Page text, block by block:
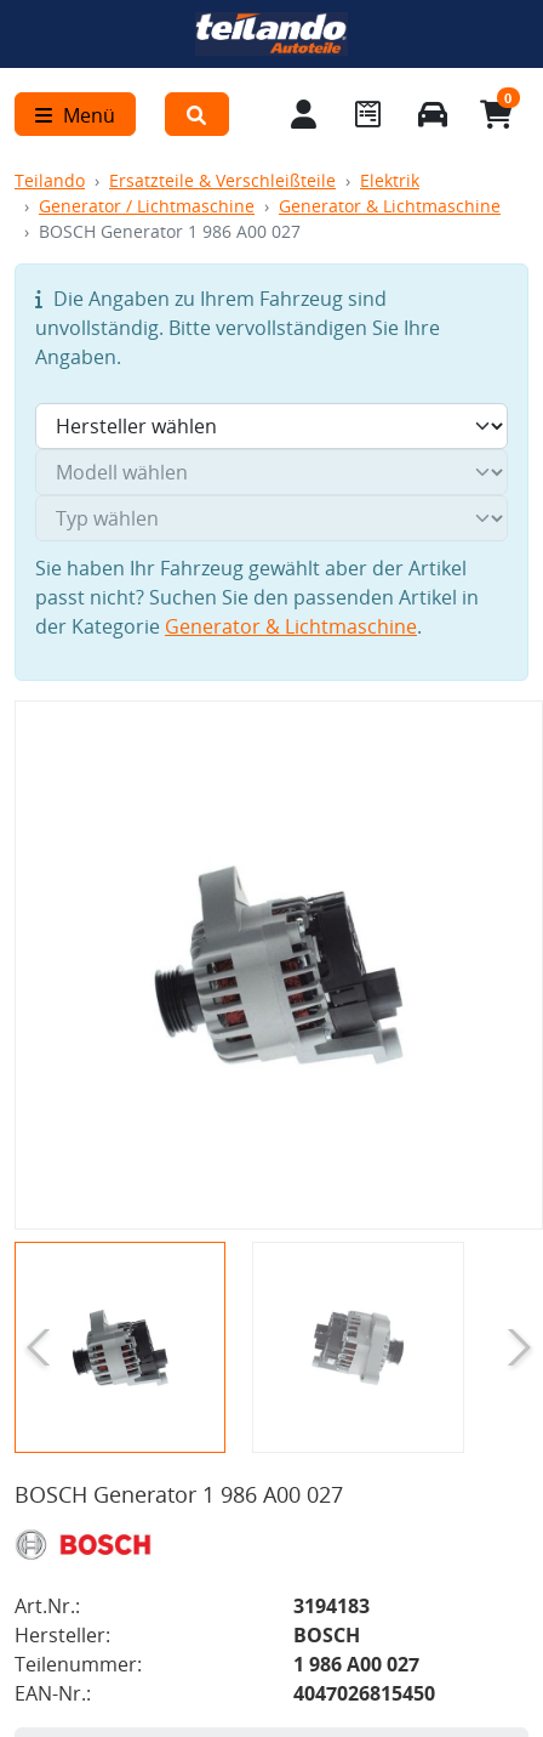
Menü
0
Teilando Ersatzteile & Verschleißteile
Elektrik
Generator / Lichtmaschine
Generator & Lichtmaschine
BOSCH Generator 1 986 A00 027
Die Angaben zu Ihrem Fahrzeug sind
unvollständig. Bitte vervollständigen Sie Ihre
Angaben.
Sie haben Ihr Fahrzeug gewählt aber der Artikel
passt nicht? Suchen Sie den passenden Artikel in
der Kategorie Generator & Lichtmaschine.
BOSCH Generator 1 986 A00 027
Art.Nr.:
3194183
Hersteller:
BOSCH
Teilenummer:
1 986 A00 027
EAN-Nr.:
4047026815450